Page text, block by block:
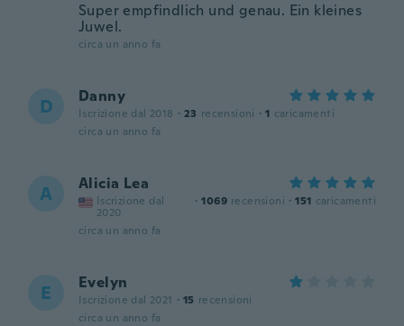
Super empfindlich und genau. Ein kleines
Juwel.
circa un anno fa
D Danny
Iscrizione dal 2018 · 23 recensioni · 1 caricamenti
circa un anno fa
A Alicia Lea
Iscrizione dal
2020
· 1069 recensioni · 151 caricamenti
circa un anno fa
E Evelyn
Iscrizione dal 2021 · 15 recensioni
circa un anno fa